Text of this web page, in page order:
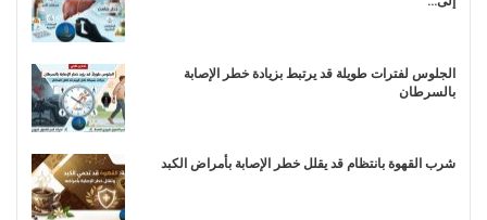
الجلوس لفترات طويلة قد يرتبط بزيادة خطر الإصابة
بالسرطان
شرب القهوة بانتظام قد يقلل خطر الإصابة بأمراض الكبد